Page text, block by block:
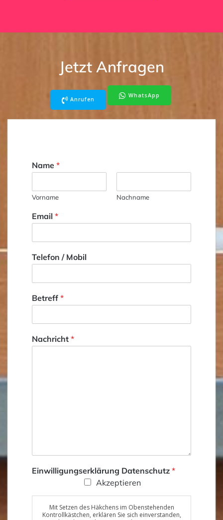
Jetzt Anfragen
Anrufen
WhatsApp
Name *
Vorname Nachname
Email *
Telefon / Mobil
Betreff *
Nachricht *
e
l
e
f
o
Einwilligungserklärung Datenschutz *
Akzeptieren
Mit Setzen des Häkchens im Obenstehenden
Kontrollkästchen, erklären Sie sich einverstanden,